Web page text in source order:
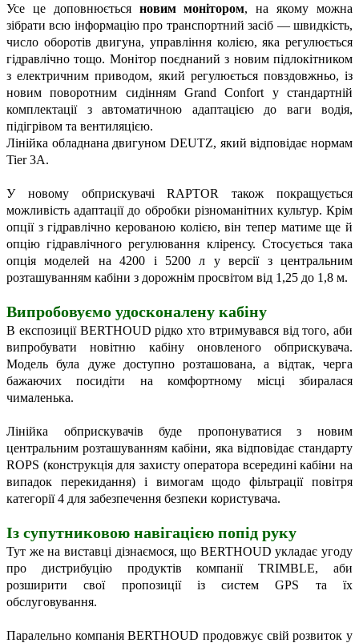
Усе це доповнюється новим монітором, на якому можна
зібрати всю інформацію про транспортний засіб — швидкість,
число оборотів двигуна, управління колією, яка регулюється
гідравлічно тощо. Монітор поєднаний з новим підлокітником
з електричним приводом, який регулюється повздовжньо, із
новим поворотним сидінням Grand Confort у стандартній
комплектації з автоматичною адаптацією до ваги водія,
підігрівом та вентиляцією.
Лінійка обладнана двигуном DEUTZ, який відповідає нормам
Tier 3А.
У новому обприскувачі RAPTOR також покращується
можливість адаптації до обробки різноманітних культур. Крім
опції з гідравлічно керованою колією, він тепер матиме ще й
опцію гідравлічного регулювання кліренсу. Стосується така
опція моделей на 4200 і 5200 л у версії з центральним
розташуванням кабіни з дорожнім просвітом від 1,25 до 1,8 м.
Випробовуємо удосконалену кабіну
В експозиції BERTHOUD рідко хто втримувався від того, аби
випробувати новітню кабіну оновленого обприскувача.
Модель була дуже доступно розташована, а відтак, черга
бажаючих посидіти на комфортному місці збиралася
чималенька.
Лінійка обприскувачів буде пропонуватися з новим
центральним розташуванням кабіни, яка відповідає стандарту
ROPS (конструкція для захисту оператора всередині кабіни на
випадок перекидання) і вимогам щодо фільтрації повітря
категорії 4 для забезпечення безпеки користувача.
Із супутниковою навігацією попід руку
Тут же на виставці дізнаємося, що BERTHOUD укладає угоду
про дистрибуцію продуктів компанії TRIMBLE, аби
розширити свої пропозиції із систем GPS та їх
обслуговування.
Паралельно компанія BERTHOUD продовжує свій розвиток у